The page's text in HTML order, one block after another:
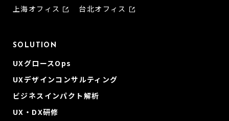
上海オフィス 台北オフィス
SOLUTION
UXグロースOps
UXデザインコンサルティング
ビジネスインパクト解析
UX・DX研修